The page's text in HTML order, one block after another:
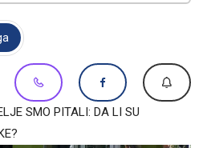
SMO PITALI: DA LI SU